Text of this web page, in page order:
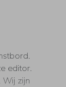
editor.
zijn